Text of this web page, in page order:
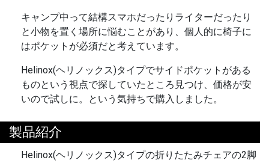
キャンプ中って結構スマホだったりライターだったり
と小物を置く場所に悩むことがあり、個人的に椅子に
はポケットが必須だと考えています。
Helinox(ヘリノックス)タイプでサイドポケットがある
ものという視点で探していたところ見つけ、価格が安
いので試しに。という気持ちで購入しました。
製品紹介
Helinox(ヘリノックス)タイプの折りたたみチェアの2脚